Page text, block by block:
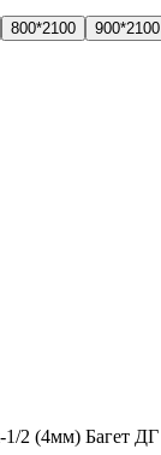
800*2100 900*2100
2 (4мм) Багет ДГ